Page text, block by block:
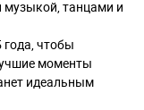
танцами и
года, чтобы
моменты
идеальным